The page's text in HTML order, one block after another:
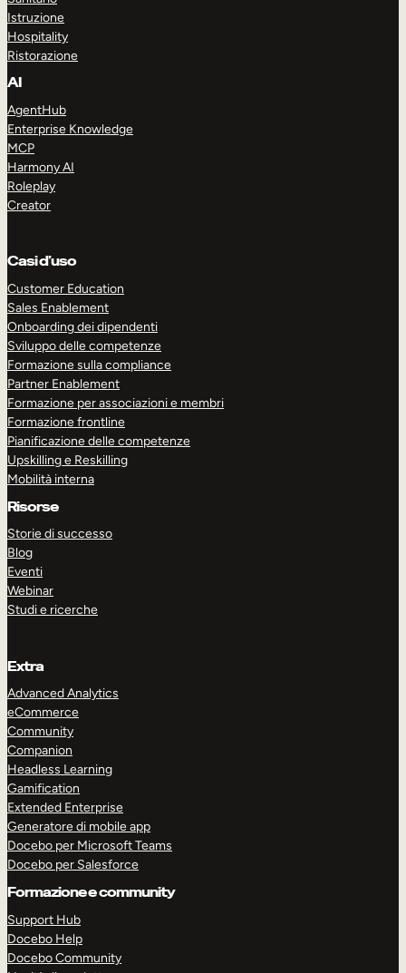
Istruzione
Hospitality
Ristorazione
AI
AgentHub
Enterprise Knowledge
MCP
Harmony AI
Roleplay
Creator
Casi d’uso
Customer Education
Sales Enablement
Onboarding dei dipendenti
Sviluppo delle competenze
Formazione sulla compliance
Partner Enablement
Formazione per associazioni e membri
Formazione frontline
Pianificazione delle competenze
Upskilling e Reskilling
Mobilità interna
Risorse
Storie di successo
Blog
Eventi
Webinar
Studi e ricerche
Extra
Advanced Analytics
eCommerce
Community
Companion
Headless Learning
Gamification
Extended Enterprise
Generatore di mobile app
Docebo per Microsoft Teams
Docebo per Salesforce
Formazione e community
Support Hub
Docebo Help
Docebo Community